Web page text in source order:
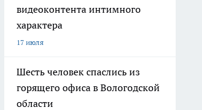
видеоконтента интимного
характера
17 июля
Шесть человек спаслись из
горящего офиса в Вологодской
области